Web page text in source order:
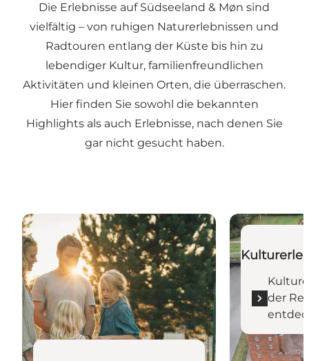
Die Erlebnisse auf Südseeland & Møn sind
vielfältig – von ruhigen Naturerlebnissen und
Radtouren entlang der Küste bis hin zu
lebendiger Kultur, familienfreundlichen
Aktivitäten und kleinen Orten, die überraschen.
Hier finden Sie sowohl die bekannten
Highlights als auch Erlebnisse, nach denen Sie
gar nicht gesucht haben.
Erlebnisse für die ganze Familie entdecken
der